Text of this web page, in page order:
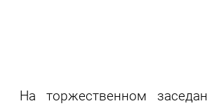
На торжественном